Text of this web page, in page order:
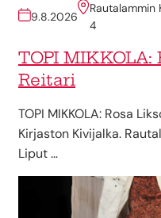
9.8.2026
Rautalammin
4
TOPI MIKKOLA:
Reitari
TOPI MIKKOLA: Rosa
Kirjaston Kivijalka.
Liput …